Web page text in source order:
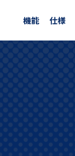
機能 仕様